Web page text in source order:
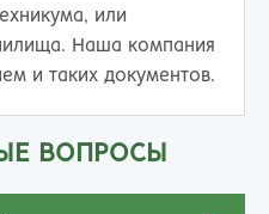
или
Наша компания
и таких документов.
ВОПРОСЫ